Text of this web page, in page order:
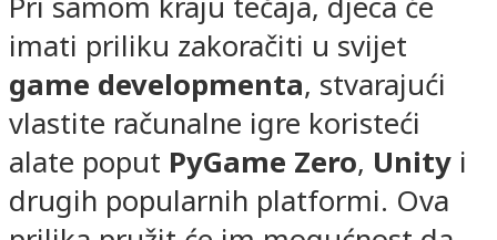
imati priliku zakoračiti u svijet
game developmenta, stvarajući
vlastite računalne igre koristeći
alate poput PyGame Zero, Unity i
drugih popularnih platformi. Ova